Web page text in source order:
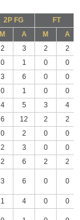
2P FG
FT
M A M
A
2 3 2
2
0 1 0
0
3 6 0
0
0 1 0
0
4 5 3
4
6 12 2
2
0 2 0
0
2 3 0
0
2 6 2 2
3 6 0 0
1 4 0 0